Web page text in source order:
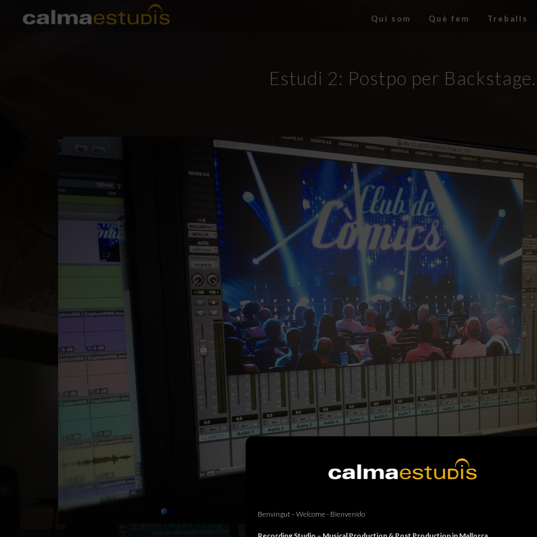
Benvingut – Welcome - Bienvenido
Recording Studio – Musical Production & Post Production in Mallorca.
Qui som Què fem Treballs
Estudi 2: Postpo per Backstage.